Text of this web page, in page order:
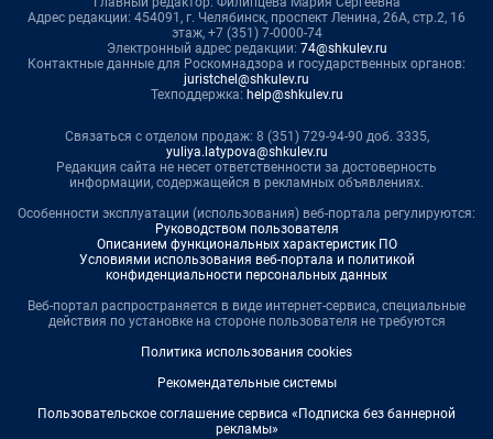
Адрес редакции: 454091, г. Челябинск, проспект Ленина, 26А, стр.2, 16
этаж, +7 (351) 7-0000-74
Электронный адрес редакции: 74@shkulev.ru
Контактные данные для Роскомнадзора и государственных органов:
juristchel@shkulev.ru
Техподдержка: help@shkulev.ru
Связаться с отделом продаж: 8 (351) 729-94-90 доб. 3335,
yuliya.latypova@shkulev.ru
Редакция сайта не несет ответственности за достоверность
информации, содержащейся в рекламных объявлениях.
Особенности эксплуатации (использования) веб-портала регулируются:
Руководством пользователя
Описанием функциональных характеристик ПО
Условиями использования веб-портала и политикой
конфиденциальности персональных данных
Веб-портал распространяется в виде интернет-сервиса, специальные
действия по установке на стороне пользователя не требуются
Политика использования cookies
Рекомендательные системы
Пользовательское соглашение сервиса «Подписка без баннерной
рекламы»